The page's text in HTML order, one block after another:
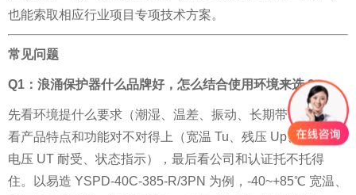
也能索取相应行业项目专项技术方案。
常见问题
Q1：浪涌保护器什么品牌好，怎么结合使用环境来选？
先看环境提什么要求（潮湿、温差、振动、长期带电），再
看产品特点和功能对不对得上（宽温 Tu、残压 Up、暂态过
电压 UT 耐受、状态指示），最后看公司和认证托不托得
住。以易造 YSPD-40C-385-R/3PN 为例，-40~+85℃ 宽温、